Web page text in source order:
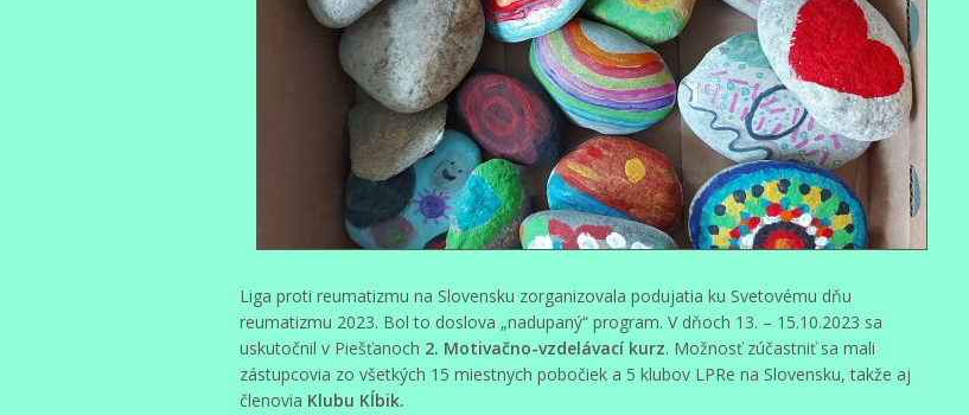
Liga proti reumatizmu na Slovensku zorganizovala podujatia ku Svetovému dňu
reumatizmu 2023. Bol to doslova „nadupaný“ program. V dňoch 13. – 15.10.2023 sa
uskutočnil v Piešťanoch 2. Motivačno-vzdelávací kurz. Možnosť zúčastniť sa mali
zástupcovia zo všetkých 15 miestnych pobočiek a 5 klubov LPRe na Slovensku, takže aj
členovia Klubu Kĺbik.